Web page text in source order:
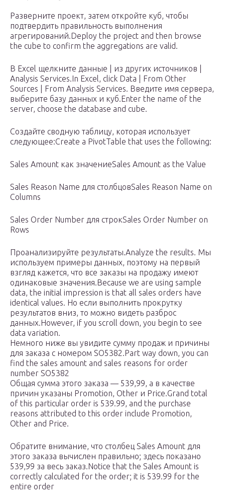
Разверните проект, затем откройте куб, чтобы
подтвердить правильность выполнения
агрегирований.Deploy the project and then browse
the cube to confirm the aggregations are valid.
В Excel щелкните данные | из других источников |
Analysis Services.In Excel, click Data | From Other
Sources | From Analysis Services. Введите имя сервера,
выберите базу данных и куб.Enter the name of the
server, choose the database and cube.
Создайте сводную таблицу, которая использует
следующее:Create a PivotTable that uses the following:
Sales Amount как значениеSales Amount as the Value
Sales Reason Name для столбцовSales Reason Name on
Columns
Sales Order Number для строкSales Order Number on
Rows
Проанализируйте результаты.Analyze the results. Мы
используем примеры данных, поэтому на первый
взгляд кажется, что все заказы на продажу имеют
одинаковые значения.Because we are using sample
data, the initial impression is that all sales orders have
identical values. Но если выполнить прокрутку
результатов вниз, то можно видеть разброс
данных.However, if you scroll down, you begin to see
data variation.
Немного ниже вы увидите сумму продаж и причины
для заказа с номером SO5382.Part way down, you can
find the sales amount and sales reasons for order
number SO5382
Общая сумма этого заказа — 539,99, а в качестве
причин указаны Promotion, Other и Price.Grand total
of this particular order is 539.99, and the purchase
reasons attributed to this order include Promotion,
Other and Price.
Обратите внимание, что столбец Sales Amount для
этого заказа вычислен правильно; здесь показано
539,99 за весь заказ.Notice that the Sales Amount is
correctly calculated for the order; it is 539.99 for the
entire order